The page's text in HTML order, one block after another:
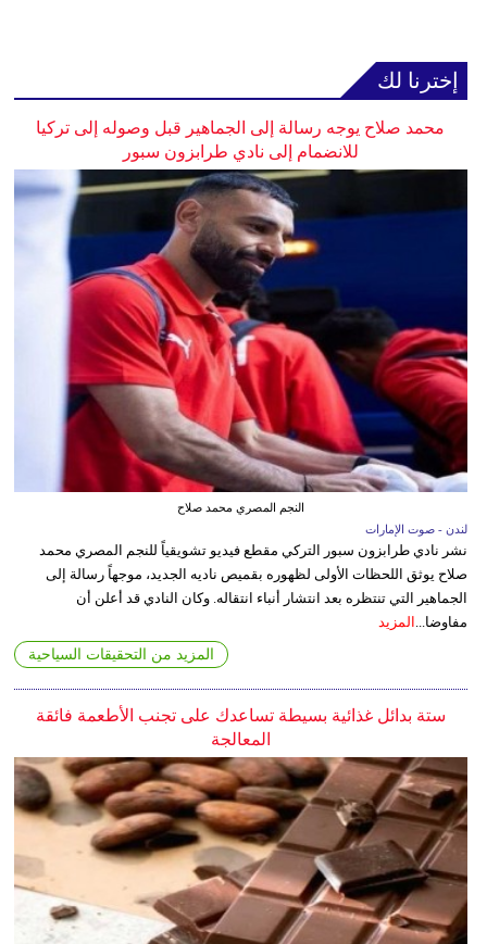
إخترنا لك
محمد صلاح يوجه رسالة إلى الجماهير قبل وصوله إلى تركيا
للانضمام إلى نادي طرابزون سبور
النجم المصري محمد صلاح
لندن - صوت الإمارات
نشر نادي طرابزون سبور التركي مقطع فيديو تشويقياً للنجم المصري محمد
صلاح يوثق اللحظات الأولى لظهوره بقميص ناديه الجديد، موجهاً رسالة إلى
الجماهير التي تنتظره بعد انتشار أنباء انتقاله. وكان النادي قد أعلن أن
مفاوضا... المزيد
المزيد من التحقيقات السياحية
ستة بدائل غذائية بسيطة تساعدك على تجنب الأطعمة فائقة
المعالجة